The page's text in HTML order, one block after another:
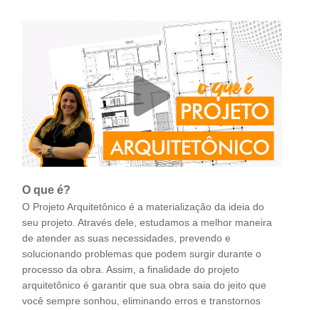
O que é?
O Projeto Arquitetônico é a materialização da ideia do
seu projeto. Através dele, estudamos a melhor maneira
de atender as suas necessidades, prevendo e
solucionando problemas que podem surgir durante o
processo da obra. Assim, a finalidade do projeto
arquitetônico é garantir que sua obra saia do jeito que
você sempre sonhou, eliminando erros e transtornos